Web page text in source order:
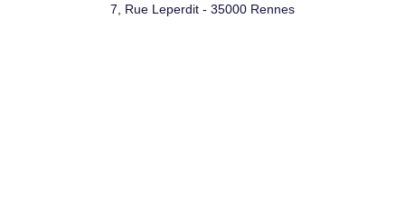
7, Rue Leperdit - 35000 Rennes